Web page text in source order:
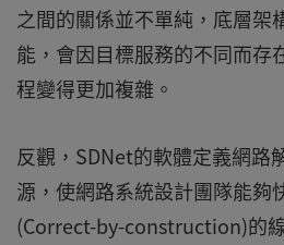
之間的關係並不單純，底層架
能，會因目標服務的不同而存
程變得更加複雜。
反觀，SDNet的軟體定義網路
源，使網路系統設計團隊能夠
(Correct-by-construction)的